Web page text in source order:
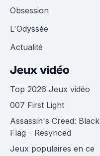
Obsession
L'Odyssée
Actualité
Jeux vidéo
Top 2026 Jeux vidéo
007 First Light
Assassin's Creed: Black
Flag - Resynced
Jeux populaires en ce